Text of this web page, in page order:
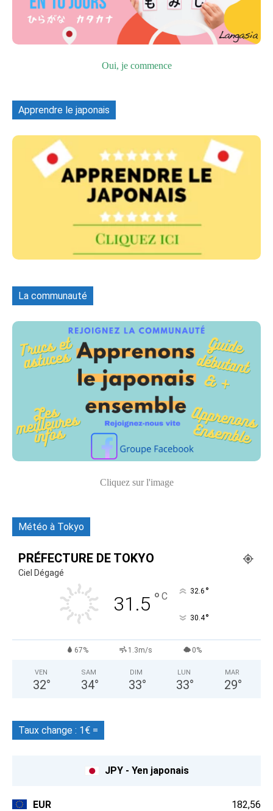
Oui, je commence
Apprendre le japonais
La communauté
Cliquez sur l'image
Météo à Tokyo
PRÉFECTURE DE TOKYO
Ciel Dégagé
31.5 ° C 32.6 °
30.4°
67% 1.3m/s 0%
VEN
32°
SAM
34°
DIM
33°
LUN
33°
MAR
29°
Taux change : 1€ =
JPY - Yen japonais
EUR 182,56